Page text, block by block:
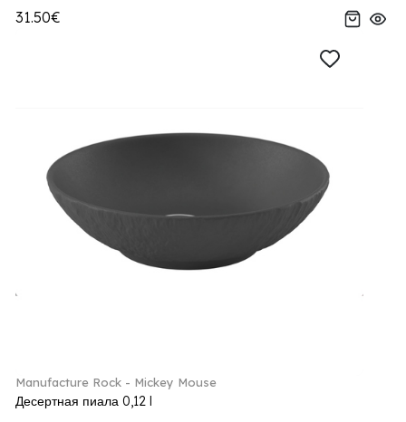
31.50€
Manufacture Rock - Mickey Mouse
Десертная пиала 0,12 l